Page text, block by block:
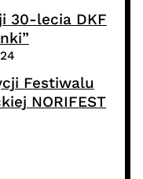
30-lecia DKF
Festiwalu
NORIFEST